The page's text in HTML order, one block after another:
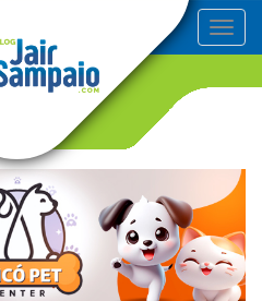
T
o
v
g
t
i
o
n